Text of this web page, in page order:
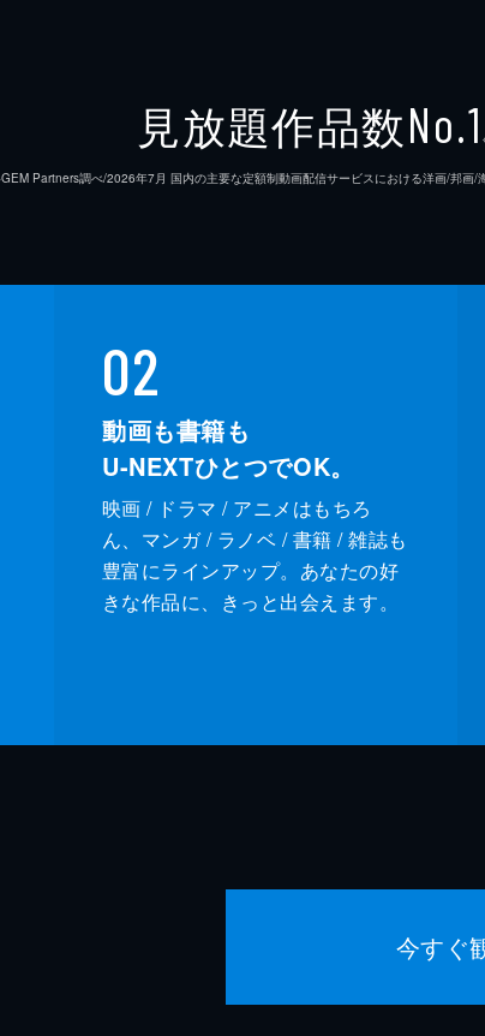
見放題作品数No.1
Partners調べ/2026年7⽉ 国内の主要な定額制動画配信サービスにおける洋画/邦画/
02
動画も書籍も
U-NEXTひとつでOK。
映画 / ドラマ / アニメはもちろ
ん、マンガ / ラノベ / 書籍 / 雑誌も
豊富にラインアップ。あなたの好
きな作品に、きっと出会えます。
今すぐ